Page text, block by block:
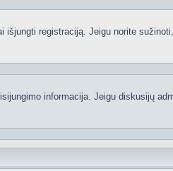
išjungti registraciją. Jeigu norite
informacija. Jeigu diskusijų